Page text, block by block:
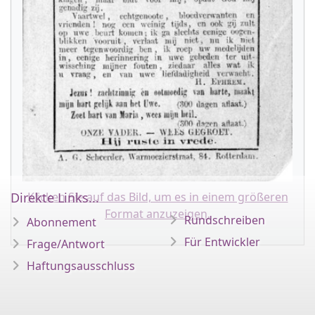
Klicken Sie auf das Bild, um es in einem größeren
Format anzuzeigen.
Direkte Links...
Abonnement
Frage/Antwort
Haftungsausschluss
Rundschreiben
Für Entwickler